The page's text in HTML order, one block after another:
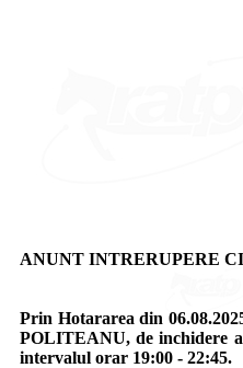
ANUNT INTRERUPERE
Prin Hotararea din
POLITEANU, de inchidere a
intervalul orar 19:00 - 22:45.